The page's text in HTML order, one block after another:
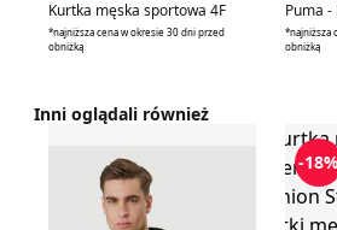
Kurtka męska sportowa 4F
*najniższa cena w okresie 30 dni przed
obniżką
*najniższa
obniżką
Inni oglądali również
Kurtka męska Calvin Klein Jeans
Kurtka
-